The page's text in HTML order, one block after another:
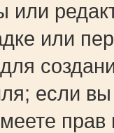
или
или
если
прав